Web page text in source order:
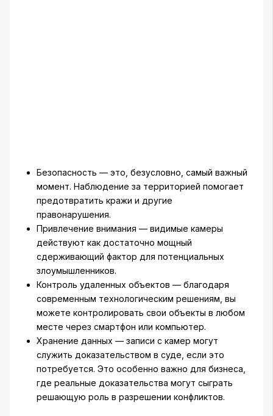
Безопасность — это, безусловно, самый важный
момент. Наблюдение за территорией помогает
предотвратить кражи и другие
правонарушения.
Привлечение внимания — видимые камеры
действуют как достаточно мощный
сдерживающий фактор для потенциальных
злоумышленников.
Контроль удаленных объектов — благодаря
современным технологическим решениям, вы
можете контролировать свои объекты в любом
месте через смартфон или компьютер.
Хранение данных — записи с камер могут
служить доказательством в суде, если это
потребуется. Это особенно важно для бизнеса,
где реальные доказательства могут сыграть
решающую роль в разрешении конфликтов.